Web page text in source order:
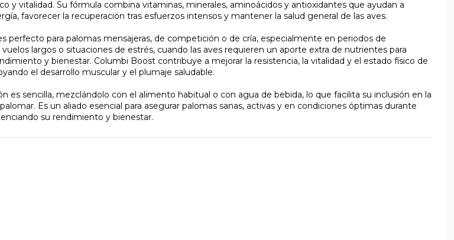
y vitalidad. Su fórmula combina vitaminas, minerales, aminoácidos y antioxidantes que ayudan a
favorecer la recuperación tras esfuerzos intensos y mantener la salud general de las aves.
perfecto para palomas mensajeras, de competición o de cría, especialmente en periodos de
largos o situaciones de estrés, cuando las aves requieren un aporte extra de nutrientes para
y bienestar. Columbi Boost contribuye a mejorar la resistencia, la vitalidad y el estado físico de
el desarrollo muscular y el plumaje saludable.
es sencilla, mezclándolo con el alimento habitual o con agua de bebida, lo que facilita su inclusión en la
Es un aliado esencial para asegurar palomas sanas, activas y en condiciones óptimas durante
su rendimiento y bienestar.